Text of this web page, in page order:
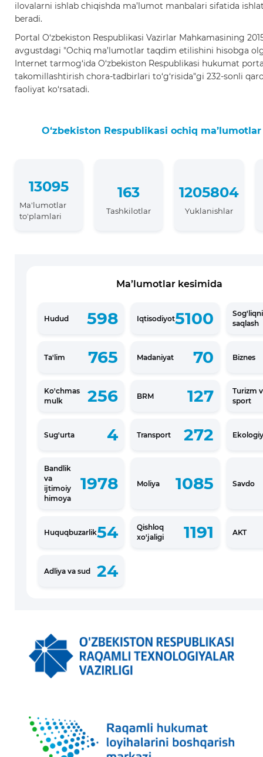
ilovalarni ishlab chiqishda ma’lumot manbalari sifatida
beradi.
Portal O‘zbekiston Respublikasi Vazirlar Mahkamasining
avgustdagi "Ochiq ma’lumotlar taqdim etilishini hisobga
Internet tarmog‘ida O‘zbekiston Respublikasi hukumat
takomillashtirish chora-tadbirlari to‘g‘risida"gi 232-sonli
faoliyat ko‘rsatadi.
O‘zbekiston Respublikasi ochiq
13095
Ma'lumotlar
to'plamlari
163
Tashkilotlar
1205804
Yuklanishlar
Ma’lumotlar kesimida
Hudud 598 Iqtisodiyot5100
Sog'liqni
saqlash
Ta'lim 765 Madaniyat 70 Biznes
Ko'chmas
mulk
256 BRM 127
Turizm
sport
Sug'urta 4 Transport 272
Bandlik
va
ijtimoiy
himoya
1978 Moliya 1085 Savdo
Huquqbuzarlik54
Qishloq
xo'jaligi
1191 AKT
Adliya va sud 24